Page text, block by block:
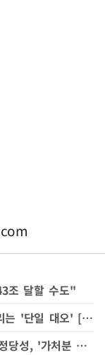
조 달할 수도"
"非반도체 엑소더스" 노노 갈등에 흔들리는 '단일 대오' [삼성전자 파업 전운②]
법조계 "성과급, 근로조건 아냐"…쟁의 정당성, '가처분 최대 쟁점'으로 [삼성전자 파업 전운①]